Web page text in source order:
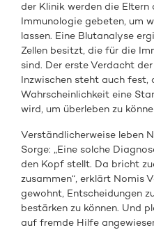
der Klinik werden die
Immunologie gebeten, um
lassen. Eine Blutanalyse
Zellen besitzt, die für die
sind. Der erste Verdacht
Inzwischen steht auch fest,
Wahrscheinlichkeit eine
wird, um überleben zu
Verständlicherweise leben
Sorge: „Eine solche
den Kopf stellt. Da bricht
zusammen“, erklärt Nomis
gewohnt, Entscheidungen
bestärken zu können. Und
auf fremde Hilfe